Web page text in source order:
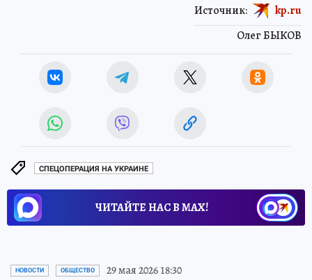
Олег БЫКОВ
Источник: kp.ru
СПЕЦОПЕРАЦИЯ НА УКРАИНЕ
ЧИТАЙТЕ НАС В МАХ!
НОВОСТИ ОБЩЕСТВО 29 мая 2026 18:30